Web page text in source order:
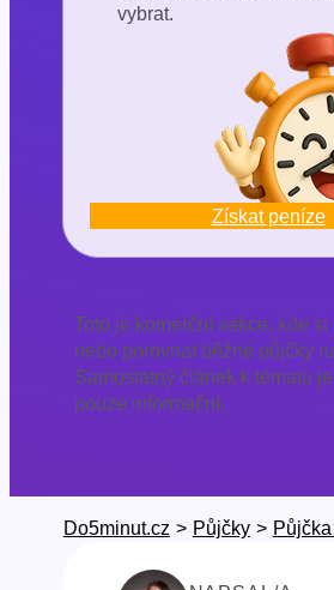
vybrat.
Získat peníze
Toto je komerční sekce, kde
nebo porovnat běžné půjčky
Samostatný článek k tématu
pouze informační.
Do5minut.cz > Půjčky >